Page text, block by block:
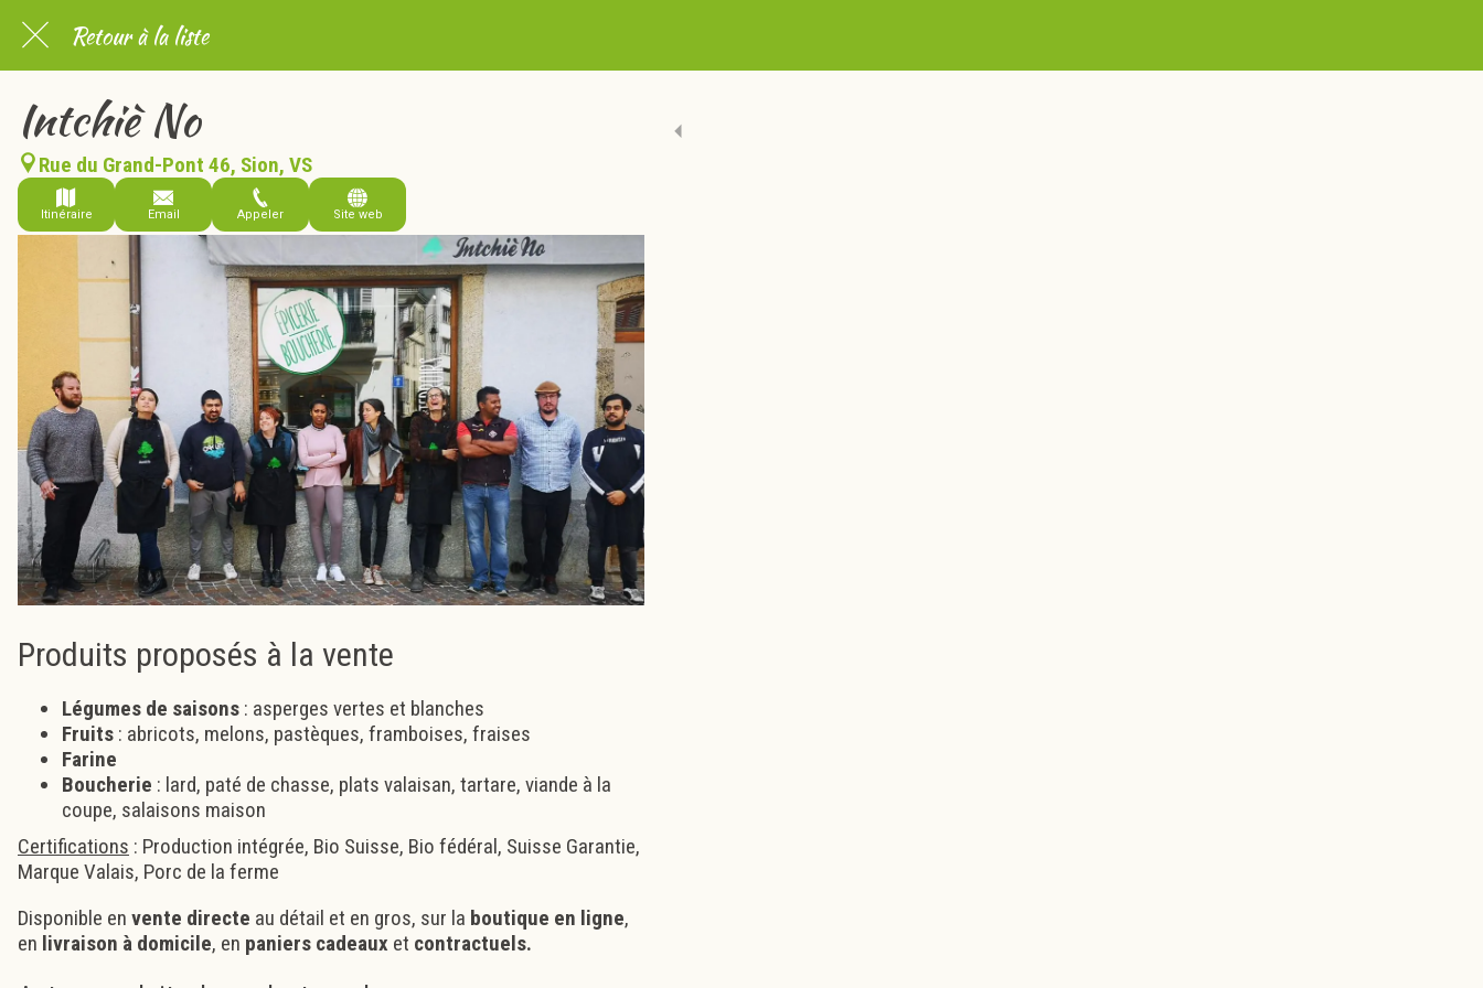
Retour à la liste
Intchiè No
Rue du Grand-Pont 46, Sion, VS
Itinéraire Email Appeler Site web
Produits proposés à la vente
Légumes de saisons : asperges vertes et blanches
Fruits : abricots, melons, pastèques, framboises, fraises
Farine
Boucherie : lard, paté de chasse, plats valaisan, tartare, viande à la
coupe, salaisons maison
Certifications : Production intégrée, Bio Suisse, Bio fédéral, Suisse Garantie,
Marque Valais, Porc de la ferme
Disponible en vente directe au détail et en gros, sur la boutique en ligne,
en livraison à domicile, en paniers cadeaux et contractuels.